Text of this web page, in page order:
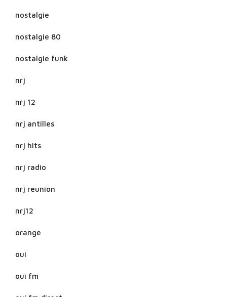
nostalgie
nostalgie 80
nostalgie funk
nrj
nrj 12
nrj antilles
nrj hits
nrj radio
nrj reunion
nrj12
orange
oui
oui fm